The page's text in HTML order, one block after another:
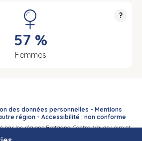
?
57 %
Femmes
des données personnelles - Mentions
région- Accessibilité : non conforme
par les régions Bretagne, Centre-Val de Loire et